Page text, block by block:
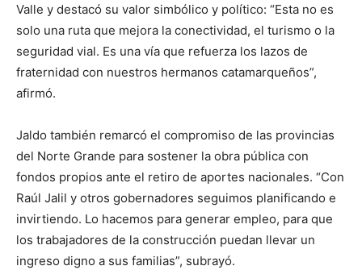
Valle y destacó su valor simbólico y político: “Esta no es
solo una ruta que mejora la conectividad, el turismo o la
seguridad vial. Es una vía que refuerza los lazos de
fraternidad con nuestros hermanos catamarqueños”,
afirmó.
Jaldo también remarcó el compromiso de las provincias
del Norte Grande para sostener la obra pública con
fondos propios ante el retiro de aportes nacionales. “Con
Raúl Jalil y otros gobernadores seguimos planificando e
invirtiendo. Lo hacemos para generar empleo, para que
los trabajadores de la construcción puedan llevar un
ingreso digno a sus familias”, subrayó.